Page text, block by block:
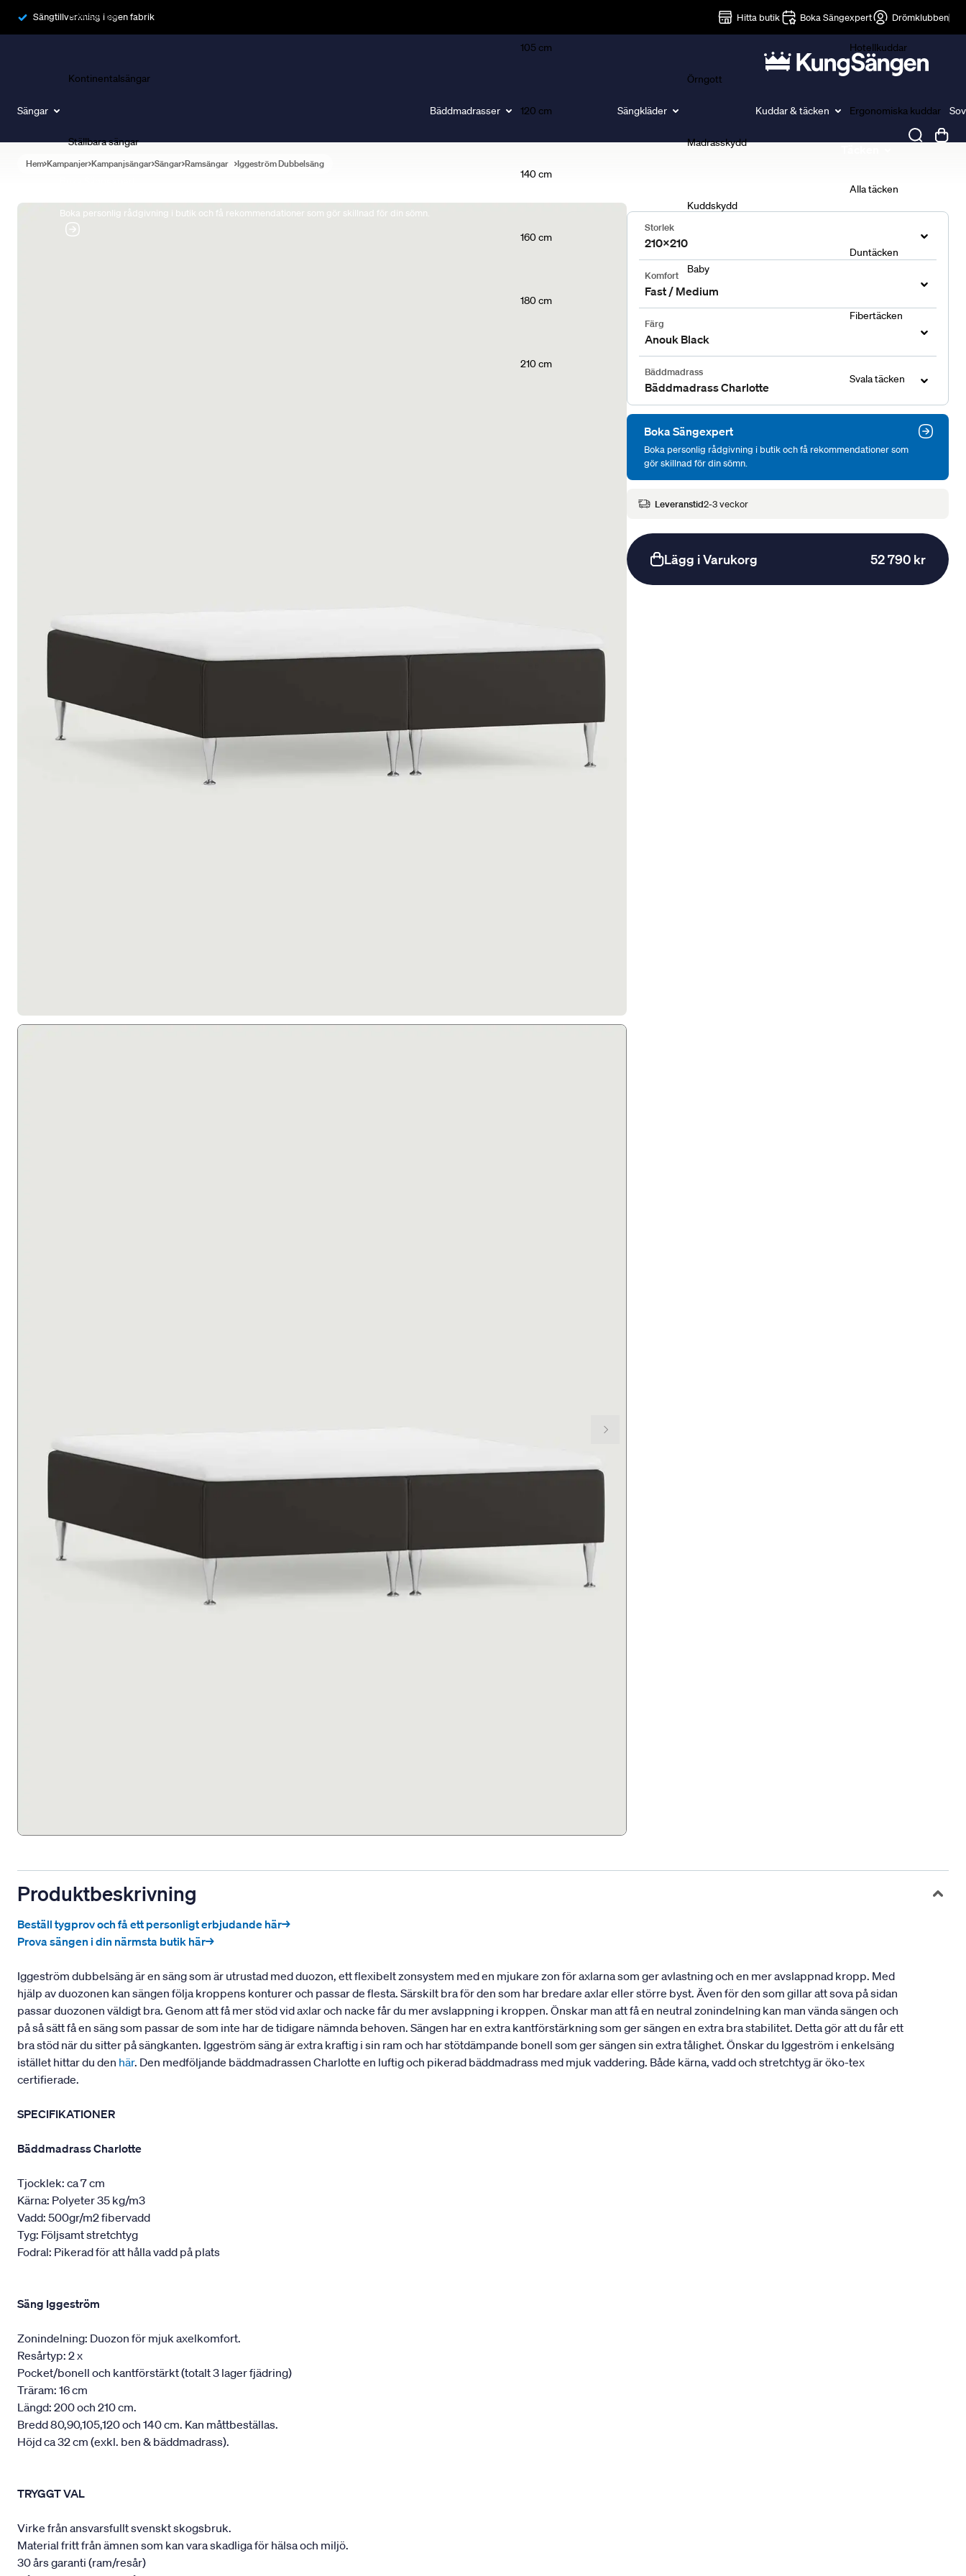
Sängtillverkning i egen fabrik Hitta butik Boka Sängexpert Drömklubben
Sängar
Ramsängar
Kontinentalsängar
Ställbara sängar
Boka personlig rådgivning i butik och få rekommendationer som gör skillnad för din sömn.
Bäddmadrasser
105 cm
120 cm
140 cm
160 cm
180 cm
210 cm
Sängkläder
Örngott
Madrasskydd
Kuddskydd
Baby
Kuddar & täcken
Hotellkuddar
Ergonomiska kuddar
Alla täcken
Duntäcken
Fibertäcken
Svala täcken
Hem Kampanjer Kampanjsängar Sängar Ramsängar Iggeström Dubbelsäng
Storlek
210x210
Komfort
Fast / Medium
Färg
Anouk Black
Bäddmadrass
Bäddmadrass Charlotte
Boka Sängexpert
Boka personlig rådgivning i butik och få rekommendationer som
gör skillnad för din sömn.
Leveranstid2-3 veckor
Lägg i Varukorg 52 790 kr
Produktbeskrivning
Beställ tygprov och få ett personligt erbjudande här→
Prova sängen i din närmsta butik här→
Iggeström dubbelsäng är en säng som är utrustad med duozon, ett flexibelt zonsystem med en mjukare zon för axlarna som ger avlastning och en mer avslappnad kropp. Med
hjälp av duozonen kan sängen följa kroppens konturer och passar de flesta. Särskilt bra för den som har bredare axlar eller större byst. Även för den som gillar att sova på sidan
passar duozonen väldigt bra. Genom att få mer stöd vid axlar och nacke får du mer avslappning i kroppen. Önskar man att få en neutral zonindelning kan man vända sängen och
på så sätt få en säng som passar de som inte har de tidigare nämnda behoven. Sängen har en extra kantförstärkning som ger sängen en extra bra stabilitet. Detta gör att du får ett
bra stöd när du sitter på sängkanten. Iggeström säng är extra kraftig i sin ram och har stötdämpande bonell som ger sängen sin extra tålighet. Önskar du Iggeström i enkelsäng
istället hittar du den här. Den medföljande bäddmadrassen Charlotte en luftig och pikerad bäddmadrass med mjuk vaddering. Både kärna, vadd och stretchtyg är öko-tex
certifierade.
SPECIFIKATIONER
Bäddmadrass Charlotte
Tjocklek: ca 7 cm
Kärna: Polyeter 35 kg/m3
Vadd: 500gr/m2 fibervadd
Tyg: Följsamt stretchtyg
Fodral: Pikerad för att hålla vadd på plats
Säng Iggeström
Zonindelning: Duozon för mjuk axelkomfort.
Resårtyp: 2 x
Pocket/bonell och kantförstärkt (totalt 3 lager fjädring)
Träram: 16 cm
Längd: 200 och 210 cm.
Bredd 80,90,105,120 och 140 cm. Kan måttbeställas.
Höjd ca 32 cm (exkl. ben & bäddmadrass).
TRYGGT VAL
Virke från ansvarsfullt svenskt skogsbruk.
Material fritt från ämnen som kan vara skadliga för hälsa och miljö.
30 års garanti (ram/resår)